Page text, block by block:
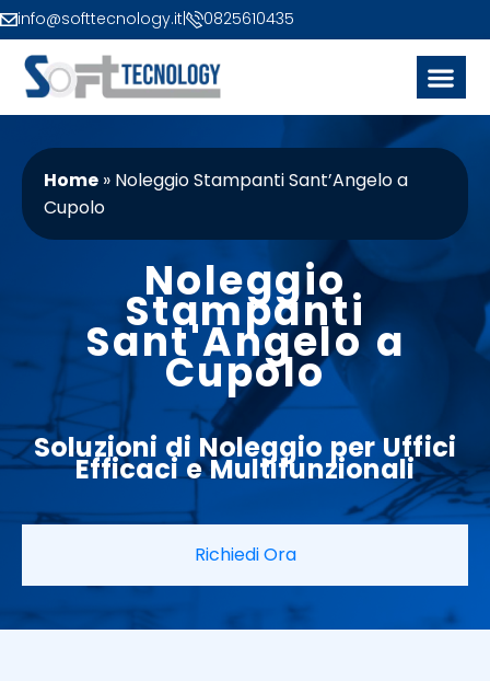
info@softtecnology.it 0825610435
Home » Noleggio Stampanti Sant’Angelo a
Cupolo
Noleggio
Stampanti
Sant'Angelo a
Cupolo
Soluzioni di Noleggio per Uffici
Efficaci e Multifunzionali
Richiedi Ora